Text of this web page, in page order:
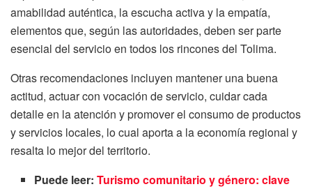
amabilidad auténtica, la escucha activa y la empatía,
elementos que, según las autoridades, deben ser parte
esencial del servicio en todos los rincones del Tolima.
Otras recomendaciones incluyen mantener una buena
actitud, actuar con vocación de servicio, cuidar cada
detalle en la atención y promover el consumo de productos
y servicios locales, lo cual aporta a la economía regional y
resalta lo mejor del territorio.
Puede leer:Turismo comunitario y género: clave